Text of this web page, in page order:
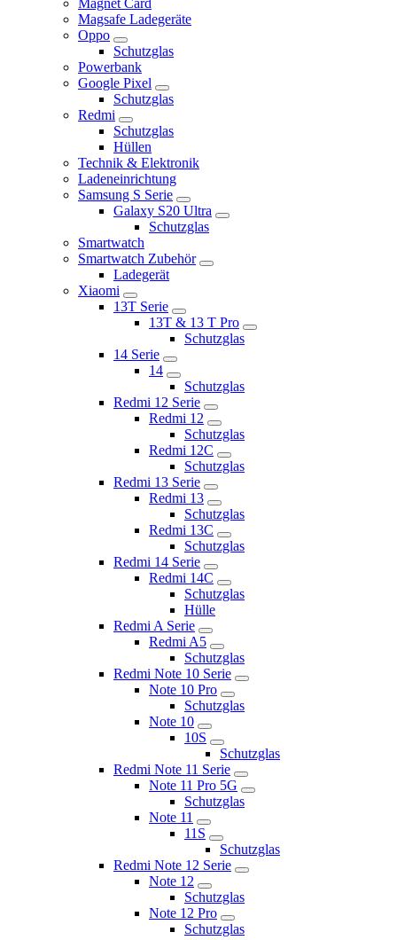
Magnet Card
Magsafe Ladegeräte
Oppo
Schutzglas
Powerbank
Google Pixel
Schutzglas
Redmi
Schutzglas
Hüllen
Technik & Elektronik
Ladeneinrichtung
Samsung S Serie
Galaxy S20 Ultra
Schutzglas
Smartwatch
Smartwatch Zubehör
Ladegerät
Xiaomi
13T Serie
13T & 13 T Pro
Schutzglas
14 Serie
14
Schutzglas
Redmi 12 Serie
Redmi 12
Schutzglas
Redmi 12C
Schutzglas
Redmi 13 Serie
Redmi 13
Schutzglas
Redmi 13C
Schutzglas
Redmi 14 Serie
Redmi 14C
Schutzglas
Hülle
Redmi A Serie
Redmi A5
Schutzglas
Redmi Note 10 Serie
Note 10 Pro
Schutzglas
Note 10
10S
Schutzglas
Redmi Note 11 Serie
Note 11 Pro 5G
Schutzglas
Note 11
11S
Schutzglas
Redmi Note 12 Serie
Note 12
Schutzglas
Note 12 Pro
Schutzglas